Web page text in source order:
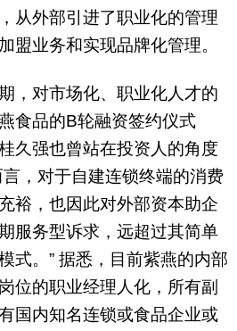
从外部引进了职业化的管理
盟业务和实现品牌化管理。
，对市场化、职业化人才的
食品的B轮融资签约仪式
久强也曾站在投资人的角度
，对于自建连锁终端的消费
裕，也因此对外部资本助企
服务型诉求，远超过其简单
式。” 据悉，目前紫燕的内部
位的职业经理人化，所有副
国内知名连锁或食品企业或